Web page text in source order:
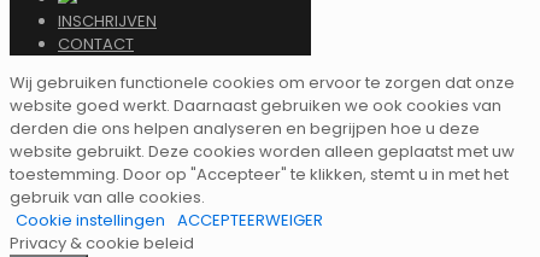
INSCHRIJVEN
CONTACT
Wij gebruiken functionele cookies om ervoor te zorgen dat onze
website goed werkt. Daarnaast gebruiken we ook cookies van
derden die ons helpen analyseren en begrijpen hoe u deze
website gebruikt. Deze cookies worden alleen geplaatst met uw
toestemming. Door op "Accepteer" te klikken, stemt u in met het
gebruik van alle cookies.
Cookie instellingen ACCEPTEERWEIGER
Privacy & cookie beleid